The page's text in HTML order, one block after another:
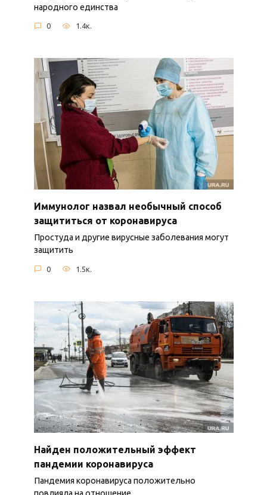
народного единства
0 1.4к.
Иммунолог назвал необычный способ
защититься от коронавируса
Простуда и другие вирусные заболевания могут
защитить
0 1.5к.
Найден положительный эффект
пандемии коронавируса
Пандемия коронавируса положительно